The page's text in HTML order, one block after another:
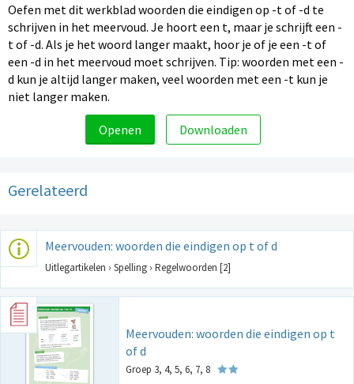
Oefen met dit werkblad woorden die eindigen op -t of -d te
schrijven in het meervoud. Je hoort een t, maar je schrijft een -
t of -d. Als je het woord langer maakt, hoor je of je een -t of
een -d in het meervoud moet schrijven. Tip: woorden met een -
d kun je altijd langer maken, veel woorden met een -t kun je
niet langer maken.
Openen Downloaden
Gerelateerd
Meervouden: woorden die eindigen op t of d
Uitlegartikelen › Spelling › Regelwoorden [2]
Meervouden: woorden die eindigen op t
of d
Groep 3, 4, 5, 6, 7, 8